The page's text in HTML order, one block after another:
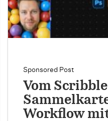
Sponsored Post
Vom
Workflow